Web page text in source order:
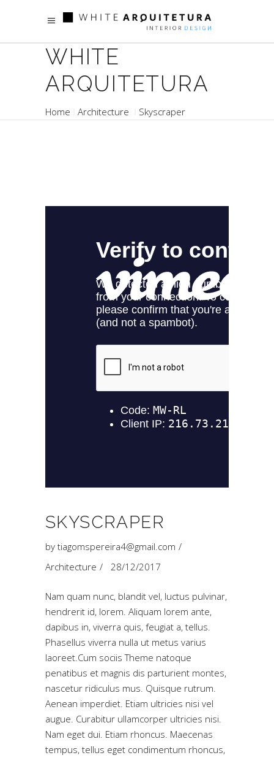
WHITE
ARQUITETURA
Home Architecture Skyscraper
SKYSCRAPER
by tiagomspereira4@gmail.com
Architecture
28/12/2017
Nam quam nunc, blandit vel, luctus pulvinar,
hendrerit id, lorem. Aliquam lorem ante,
dapibus in, viverra quis, feugiat a, tellus.
Phasellus viverra nulla ut metus varius
laoreet.Cum sociis Theme natoque
penatibus et magnis dis parturient montes,
nascetur ridiculus mus. Quisque rutrum.
Aenean imperdiet. Etiam ultricies nisi vel
augue. Curabitur ullamcorper ultricies nisi.
Nam eget dui. Etiam rhoncus. Maecenas
tempus, tellus eget condimentum rhoncus,